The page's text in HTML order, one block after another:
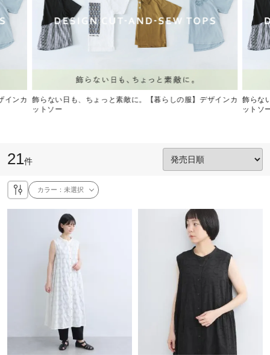
インカ
飾らない日も、ちょっと素敵に。【暮らしの服】デザインカ
ットソー
飾らな
ットソ
21件
カラー：未選択